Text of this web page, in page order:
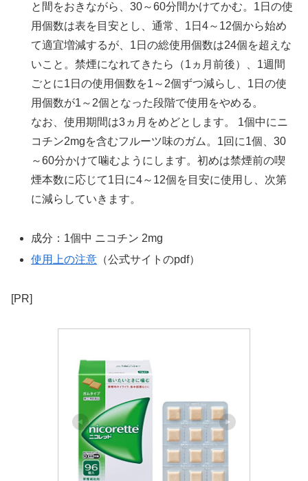
と間をおきながら、30～60分間かけてかむ。1日の使
用個数は表を目安とし、通常、1日4～12個から始め
て適宜増減するが、1日の総使用個数は24個を超えな
いこと。禁煙になれてきたら（1ヵ月前後）、1週間
ごとに1日の使用個数を1～2個ずつ減らし、1日の使
用個数が1～2個となった段階で使用をやめる。
なお、使用期間は3ヵ月をめどとします。 1個中にニ
コチン2mgを含むフルーツ味のガム。1回に1個、30
～60分かけて噛むようにします。初めは禁煙前の喫
煙本数に応じて1日に4～12個を目安に使用し、次第
に減らしていきます。
成分：1個中 ニコチン 2mg
使用上の注意 （公式サイトのpdf）
[PR]